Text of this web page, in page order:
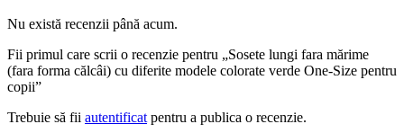
Nu există recenzii până acum.
Fii primul care scrii o recenzie pentru „Sosete lungi fara mărime
(fara forma călcâi) cu diferite modele colorate verde One-Size pentru
copii”
Trebuie să fii autentificat pentru a publica o recenzie.